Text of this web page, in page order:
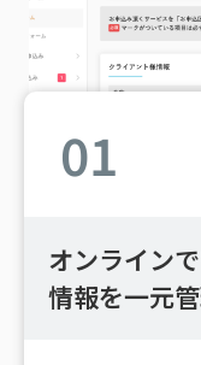
01
オンライン
情報を一元